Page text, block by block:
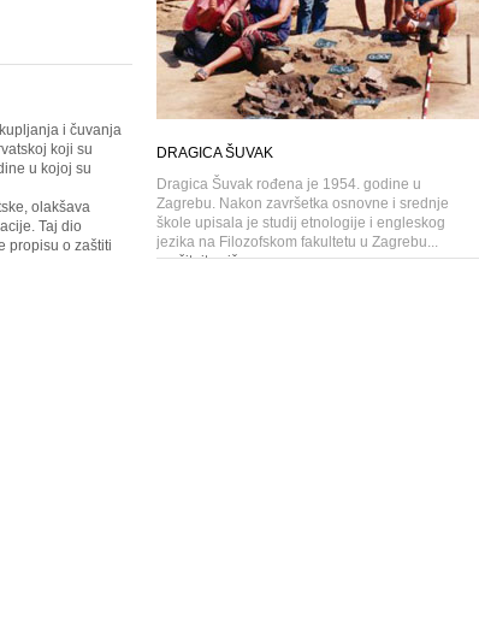
i čuvanja
koji su
u kojoj su
olakšava
Taj dio
propisu o zaštiti
DRAGICA ŠUVAK
Dragica Šuvak rođena je 1954. godine u
Zagrebu. Nakon završetka osnovne i srednje
škole upisala je studij etnologije i engleskog
jezika na Filozofskom fakultetu u Zagrebu...
pročitajte više